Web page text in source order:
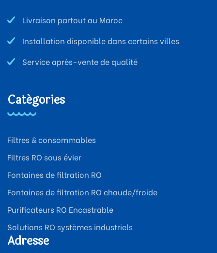
Livraison partout au Maroc
Installation disponible dans certains villes
Service après-vente de qualité
Catégories
Filtres & consommables
Filtres RO sous évier
Fontaines de filtration RO
Fontaines de filtration RO chaude/froide
Purificateurs RO Encastrable
Solutions RO systèmes industriels
Adresse